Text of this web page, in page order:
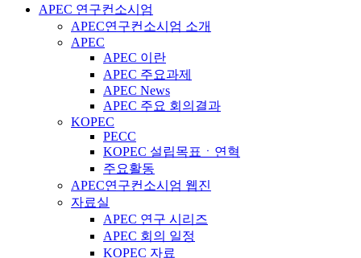
APEC 연구컨소시엄
APEC연구컨소시엄 소개
APEC
APEC 이란
APEC 주요과제
APEC News
APEC 주요 회의결과
KOPEC
PECC
KOPEC 설립목표ㆍ연혁
주요활동
APEC연구컨소시엄 웹진
자료실
APEC 연구 시리즈
APEC 회의 일정
KOPEC 자료